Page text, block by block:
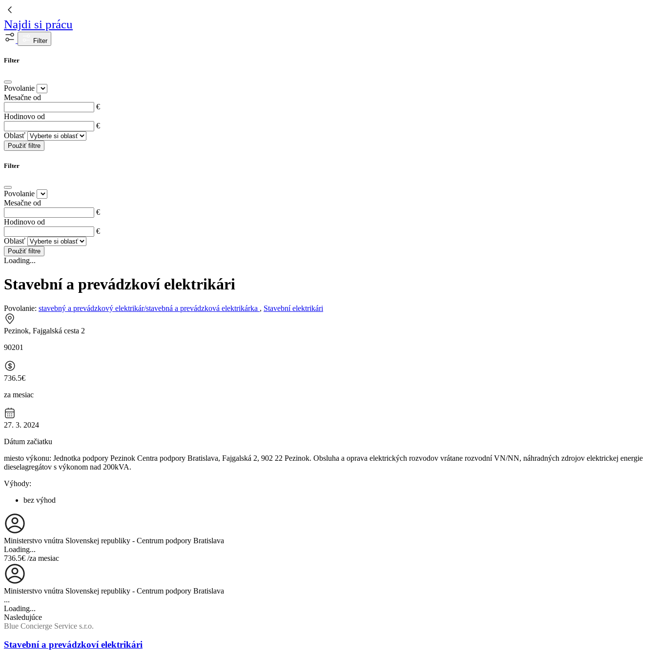
Najdi si prácu
Filter
Filter
Povolanie
Mesačne od
€
Hodinovo od
€
Oblasť
Použiť filtre
Filter
Povolanie
Mesačne od
€
Hodinovo od
€
Oblasť
Použiť filtre
Loading...
Stavební a prevádzkoví elektrikári
Povolanie: stavebný a prevádzkový elektrikár/stavebná a prevádzková elektrikárka , Stavební elektrikári
Pezinok, Fajgalská cesta 2
90201
736.5€
za mesiac
27. 3. 2024
Dátum začiatku
miesto výkonu: Jednotka podpory Pezinok Centra podpory Bratislava, Fajgalská 2, 902 22 Pezinok. Obsluha a oprava elektrických rozvodov vrátane rozvodní VN/NN, náhradných zdrojov elektrickej energie
dieselagregátov s výkonom nad 200kVA.
Výhody:
bez výhod
Ministerstvo vnútra Slovenskej republiky - Centrum podpory Bratislava
Loading...
736.5€ /za mesiac
Ministerstvo vnútra Slovenskej republiky - Centrum podpory Bratislava
...
Loading...
Nasledujúce
Blue Concierge Service s.r.o.
Stavební a prevádzkoví elektrikári